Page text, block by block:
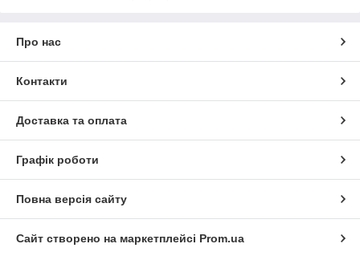
Про нас
Контакти
Доставка та оплата
Графік роботи
Повна версія сайту
Сайт створено на маркетплейсі Prom.ua